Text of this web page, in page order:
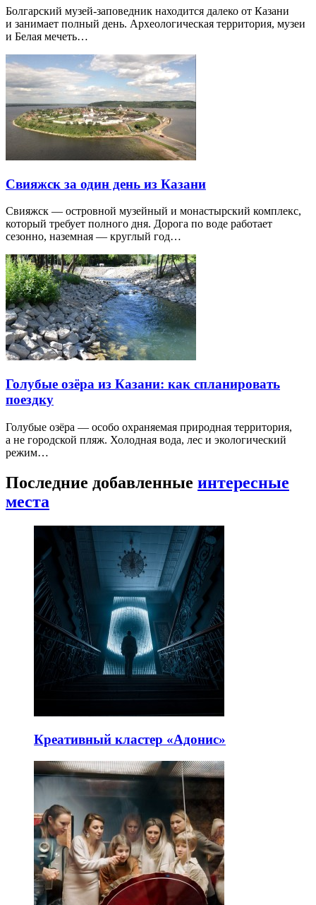
Болгарский музей-заповедник находится далеко от Казани
и занимает полный день. Археологическая территория, музеи
и Белая мечеть…
Свияжск за один день из Казани
Свияжск — островной музейный и монастырский комплекс,
который требует полного дня. Дорога по воде работает
сезонно, наземная — круглый год…
Голубые озёра из Казани: как спланировать
поездку
Голубые озёра — особо охраняемая природная территория,
а не городской пляж. Холодная вода, лес и экологический
режим…
Последние добавленные интересные
места
Креативный кластер «Адонис»